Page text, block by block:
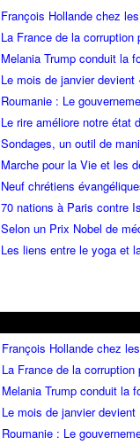
François Hollande chez
La France de la
Melania Trump conduit la
Le mois de janvier
Roumanie : Le
Le rire améliore notre état
Sondages, un outil de
Marche pour la Vie et les
Neuf chrétiens
70 nations à Paris contre
Selon un Prix Nobel de
Les liens entre le yoga et
François Hollande chez
La France de la
Melania Trump conduit la
Le mois de janvier
Roumanie : Le